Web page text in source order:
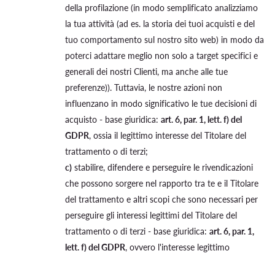
della profilazione (in modo semplificato analizziamo
la tua attività (ad es. la storia dei tuoi acquisti e del
tuo comportamento sul nostro sito web) in modo da
poterci adattare meglio non solo a target specifici e
generali dei nostri Clienti, ma anche alle tue
preferenze)). Tuttavia, le nostre azioni non
influenzano in modo significativo le tue decisioni di
acquisto - base giuridica: art. 6, par. 1, lett. f) del
GDPR, ossia il legittimo interesse del Titolare del
trattamento o di terzi;
c) stabilire, difendere e perseguire le rivendicazioni
che possono sorgere nel rapporto tra te e il Titolare
del trattamento e altri scopi che sono necessari per
perseguire gli interessi legittimi del Titolare del
trattamento o di terzi - base giuridica: art. 6, par. 1,
lett. f) del GDPR, ovvero l'interesse legittimo